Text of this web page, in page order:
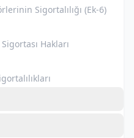
Sigortalılığı (Ek-6)
Hakları